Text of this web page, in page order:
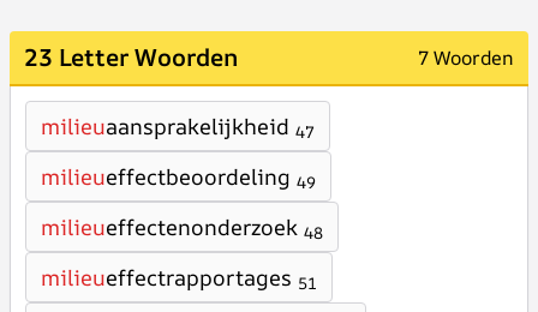
23 Letter Woorden 7 Woorden
milieuaansprakelijkheid 47
milieueffectbeoordeling 49
milieueffectenonderzoek 48
milieueffectrapportages 51